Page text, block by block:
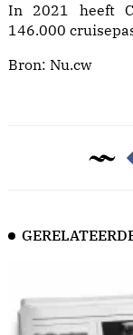
In 2021 heeft
146.000
Bron: Nu.cw